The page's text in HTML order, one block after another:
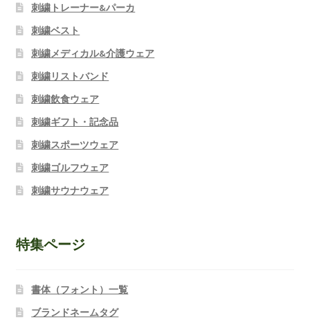
刺繍トレーナー&パーカ
刺繍ベスト
刺繍メディカル&介護ウェア
刺繍リストバンド
刺繍飲食ウェア
刺繍ギフト・記念品
刺繍スポーツウェア
刺繍ゴルフウェア
刺繍サウナウェア
特集ページ
書体（フォント）一覧
ブランドネームタグ